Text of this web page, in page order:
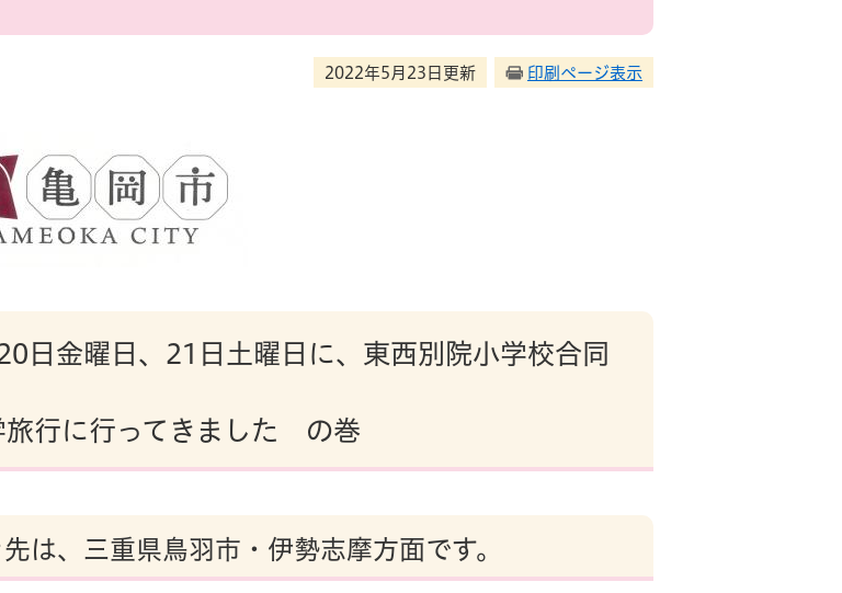
2022年5月23日更新 印刷ページ表示
日金曜日、21日土曜日に、東西別院小学校合同
旅行に行ってきました の巻
は、三重県鳥羽市・伊勢志摩方面です。